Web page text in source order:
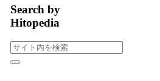
Search by
Hitopedia